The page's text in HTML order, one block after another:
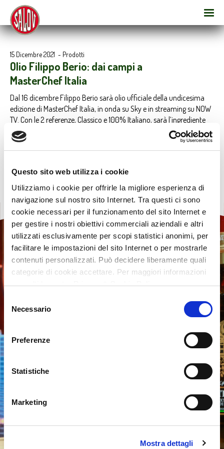
Questo sito web utilizza i cookie
Utilizziamo i cookie per offrirle la migliore esperienza di
navigazione sul nostro sito Internet. Tra questi ci sono
cookie necessari per il funzionamento del sito Internet e
per gestire i nostri obiettivi commerciali aziendali e altri
utilizzati esclusivamente per scopi statistici anonimi, per
facilitare le impostazioni del sito Internet o per mostrarle
contenuti personalizzati. Può decidere liberamente quali
categorie di cookie accettare. Per maggiori informazioni
consulti la nostra Privacy & Cookie Policy
delNecessario
Preferenze
Statistiche
Marketing
Mostra dettagli
15 Dicembre 2021 - Prodotti
Olio Filippo Berio: dai campi a
MasterChef Italia
Dal 16 dicembre Filippo Berio sarà olio ufficiale della undicesima
edizione di MasterChef Italia, in onda su Sky e in streaming su NOW
TV. Con le 2 referenze, Classico e 100% Italiano, sarà l’ingrediente
speciale a disposizione degli aspiranti Chef per valorizzare le ricette
in gara.